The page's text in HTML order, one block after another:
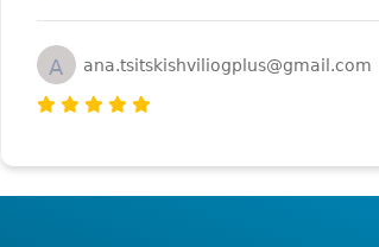
A ana.tsitskishviliogplus@gmail.com